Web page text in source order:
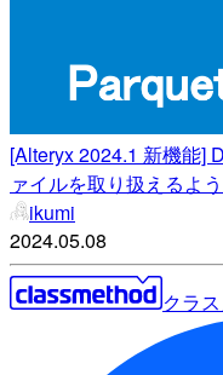
[Alteryx 2024.1 新機能]
ァイルを取り扱えるよ
ikumi
2024.05.08
クラ